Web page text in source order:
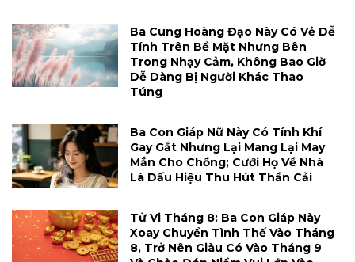
Ba Cung Hoàng Đạo Này Có Vẻ Dễ
Tính Trên Bề Mặt Nhưng Bên
Trong Nhạy Cảm, Không Bao Giờ
Dễ Dàng Bị Người Khác Thao
Túng
Ba Con Giáp Nữ Này Có Tính Khí
Gay Gắt Nhưng Lại Mang Lại May
Mắn Cho Chồng; Cưới Họ Về Nhà
Là Dấu Hiệu Thu Hút Thần Cải
Tử Vi Tháng 8: Ba Con Giáp Này
Xoay Chuyển Tình Thế Vào Tháng
8, Trở Nên Giàu Có Vào Tháng 9